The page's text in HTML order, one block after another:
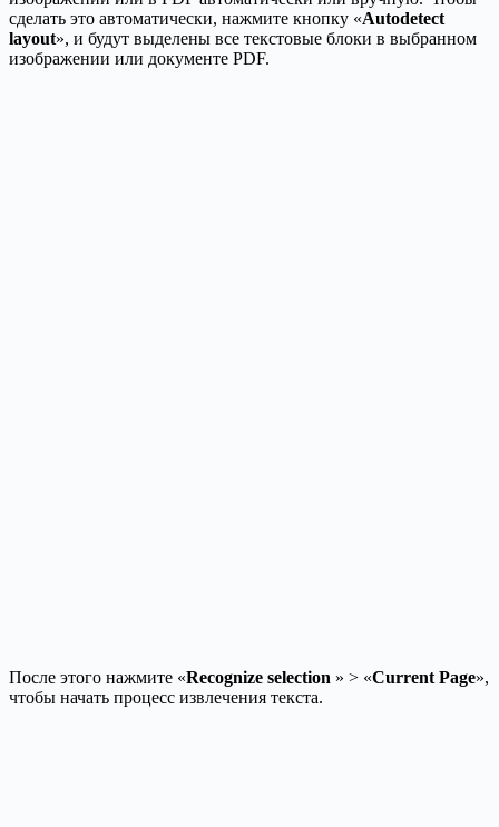
сделать это автоматически, нажмите кнопку «Autodetect
layout», и будут выделены все текстовые блоки в выбранном
изображении или документе PDF.
После этого нажмите «Recognize selection » > «Current Page»,
чтобы начать процесс извлечения текста.